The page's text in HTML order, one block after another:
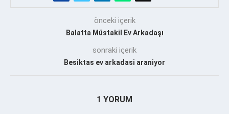
önceki içerik
Balatta Müstakil Ev Arkadaşı
sonraki içerik
Besiktas ev arkadasi araniyor
1 YORUM